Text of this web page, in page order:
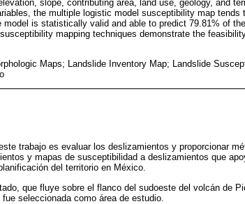
slope, contributing area, land use, geology, and
the multiple logistic model susceptibility map tends
model is statistically valid and able to predict 79.81% of
mapping techniques demonstrate the
Maps; Landslide Inventory Map; Landslide
trabajo es evaluar los deslizamientos y proporcionar
y mapas de susceptibilidad a deslizamientos que
del territorio en México.
que fluye sobre el flanco del sudoeste del volcán de
seleccionada como área de estudio.